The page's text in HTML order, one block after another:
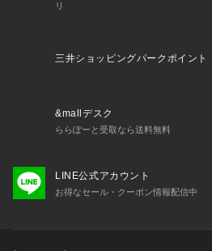
43 ベージュ：CLAY
リ
三井ショッピングパークポイント
&mallデスク
ららぽーと受取なら送料無料
LINE公式アカウント
お得なセール・クーポン情報配信中